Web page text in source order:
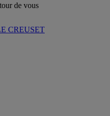
de vous
CREUSET